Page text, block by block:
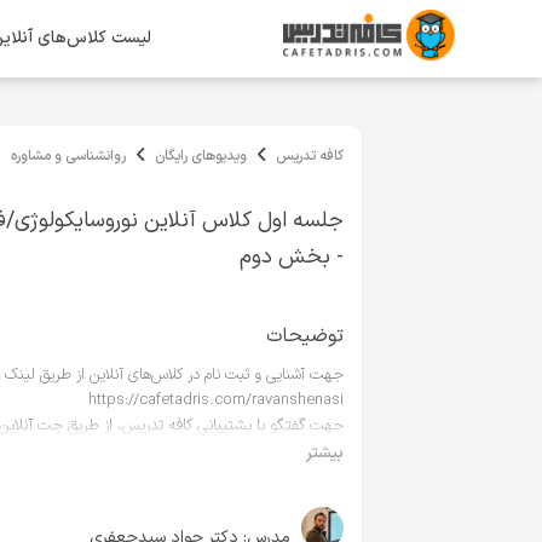
لیست کلاس‌های
کافه تدریس ویدیوهای رایگان روانشناسی و مشاوره
جلسه اول کلاس آنلاین نوروسایکولوژی/
- بخش دوم
توضیحات
جهت آشنایی و ثبت نام در کلاس‌های آنلاین از طریق لینک
https://cafetadris.com/ravanshenasi
تا ۲۰ در ارتباط باشید.
بیشتر